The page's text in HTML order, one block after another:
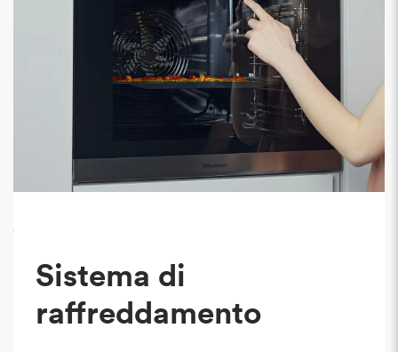
`
Sistema di
raffreddamento